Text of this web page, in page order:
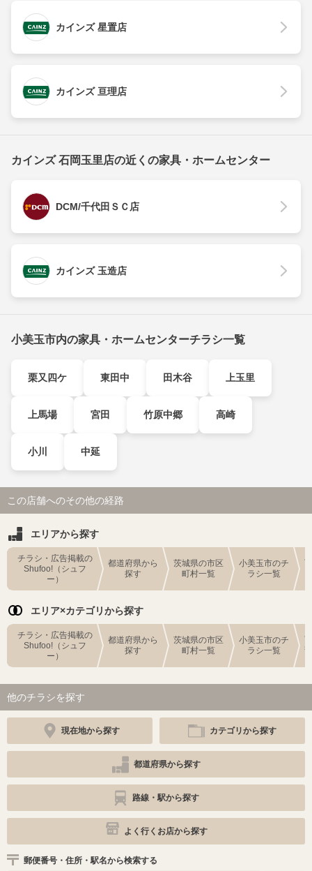
カインズ 星置店
カインズ 亘理店
カインズ 石岡玉里店の近くの家具・ホームセンター
DCM/千代田ＳＣ店
カインズ 玉造店
小美玉市内の家具・ホームセンターチラシ一覧
栗又四ケ 東田中 田木谷 上玉里
上馬場 宮田 竹原中郷 高崎
小川 中延
この店舗へのその他の経路
エリアから探す
チラシ・広告掲載の
Shufoo!（シュフ
ー）
都道府県から
探す
茨城県の市区
町村一覧
小美玉市のチ
ラシ一覧
エリア×カテゴリから探す
チラシ・広告掲載の
Shufoo!（シュフ
ー）
都道府県から
探す
茨城県の市区
町村一覧
小美玉市のチ
ラシ一覧
他のチラシを探す
現在地から探す カテゴリから探す
都道府県から探す
路線・駅から探す
よく行くお店から探す
郵便番号・住所・駅名から検索する